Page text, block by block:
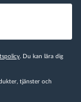
. Du kan lära dig
tjänster och